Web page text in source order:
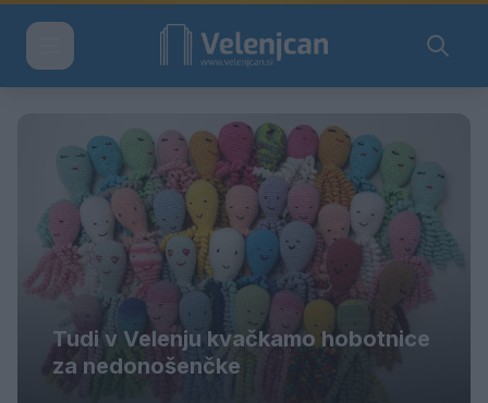
Tudi v Velenju kvačkamo hobotnice
za nedonošenčke